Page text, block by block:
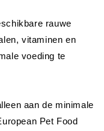
rauwe
vitaminen en
voeding te
aan de minimale
Pet Food